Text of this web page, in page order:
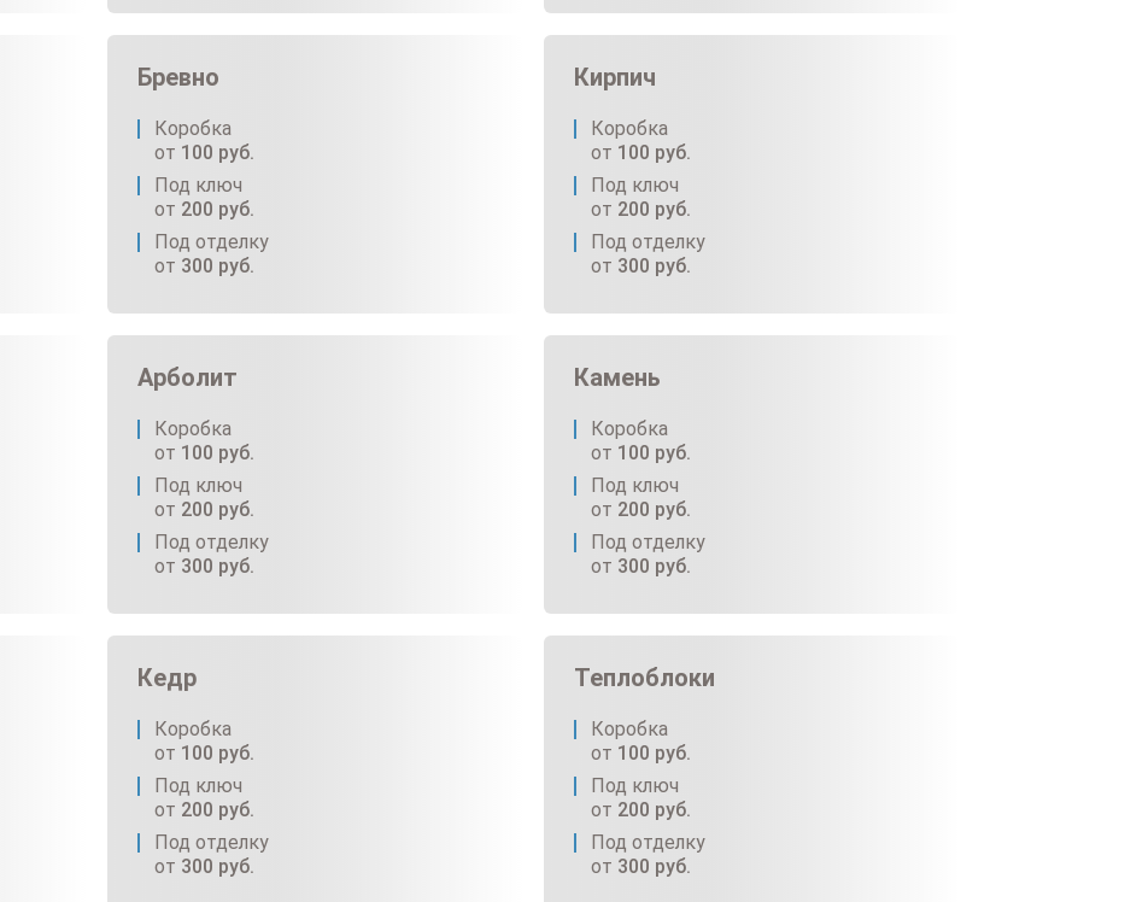
Бревно
Коробка
от 100 руб.
Под ключ
от 200 руб.
Под отделку
от 300 руб.
Кирпич
Коробка
от 100 руб.
Под ключ
от 200 руб.
Под отделку
от 300 руб.
Арболит
Коробка
от 100 руб.
Под ключ
от 200 руб.
Под отделку
от 300 руб.
Камень
Коробка
от 100 руб.
Под ключ
от 200 руб.
Под отделку
от 300 руб.
Кедр
Коробка
от 100 руб.
Под ключ
от 200 руб.
Под отделку
от 300 руб.
Теплоблоки
Коробка
от 100 руб.
Под ключ
от 200 руб.
Под отделку
от 300 руб.